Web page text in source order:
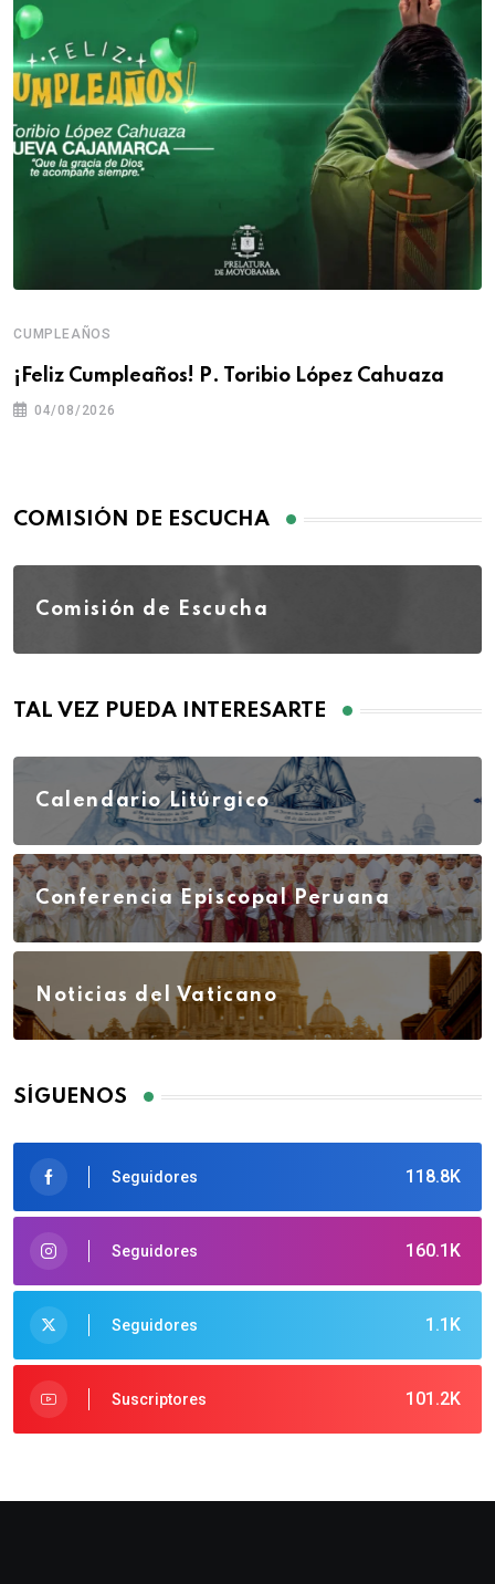
CUMPLEAÑOS
¡Feliz Cumpleaños! P. Toribio López Cahuaza
04/08/2026
COMISIÓN DE ESCUCHA
Comisión de Escucha
TAL VEZ PUEDA INTERESARTE
Calendario Litúrgico
Conferencia Episcopal Peruana
Noticias del Vaticano
SÍGUENOS
118.8K
Seguidores
160.1K
Seguidores
1.1K
Seguidores
101.2K
Suscriptores